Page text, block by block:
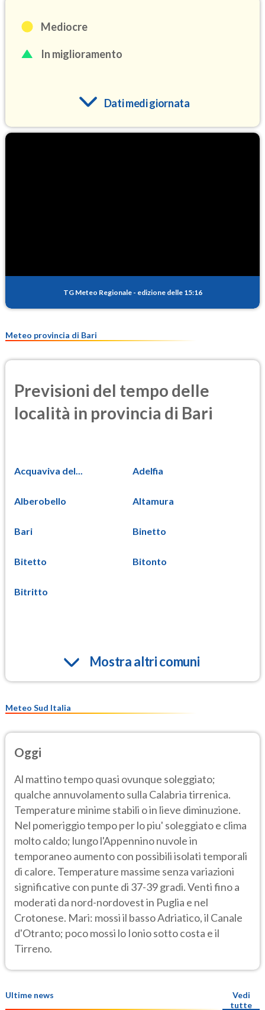
Mediocre
In miglioramento
Dati medi giornata
PM25
TG Meteo Regionale - edizione delle 15:16
Meteo provincia di Bari
Previsioni del tempo delle
località in provincia di Bari
Acquaviva del... Adelfia
Alberobello Altamura
Bari Binetto
Bitetto Bitonto
Bitritto
Mostra altri comuni
Meteo Sud Italia
Oggi
Al mattino tempo quasi ovunque soleggiato;
qualche annuvolamento sulla Calabria tirrenica.
Temperature minime stabili o in lieve diminuzione.
Nel pomeriggio tempo per lo piu' soleggiato e clima
molto caldo; lungo l'Appennino nuvole in
temporaneo aumento con possibili isolati temporali
di calore. Temperature massime senza variazioni
significative con punte di 37-39 gradi. Venti fino a
moderati da nord-nordovest in Puglia e nel
Crotonese. Mari: mossi il basso Adriatico, il Canale
d'Otranto; poco mossi lo Ionio sotto costa e il
Tirreno.
Ultime news
Vedi
tutte